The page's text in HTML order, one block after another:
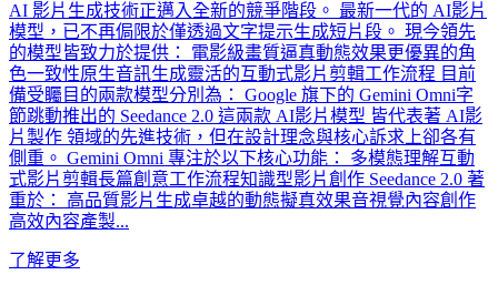
AI 影片生成技術正邁入全新的競爭階段。 最新一代的 AI影片
模型，已不再侷限於僅透過文字提示生成短片段。 現今領先
的模型皆致力於提供： 電影級畫質逼真動態效果更優異的角
色一致性原生音訊生成靈活的互動式影片剪輯工作流程 目前
備受矚目的兩款模型分別為： Google 旗下的 Gemini Omni字
節跳動推出的 Seedance 2.0 這兩款 AI影片模型 皆代表著 AI影
片製作 領域的先進技術，但在設計理念與核心訴求上卻各有
側重。 Gemini Omni 專注於以下核心功能： 多模態理解互動
式影片剪輯長篇創意工作流程知識型影片創作 Seedance 2.0 著
重於： 高品質影片生成卓越的動態擬真效果音視覺內容創作
高效內容產製...
了解更多